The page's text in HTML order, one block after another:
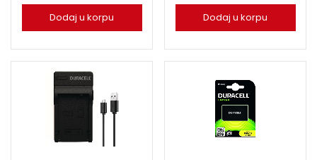
Dodaj u korpu Dodaj u korpu